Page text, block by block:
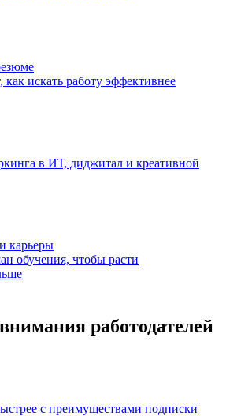
как искать работу эффективнее
в ИТ, диджитал и креативной
карьеры
обучения, чтобы расти
работодателей
с преимуществами подписки